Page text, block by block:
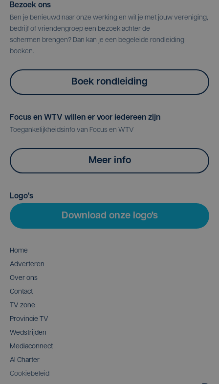
Bezoek ons
Ben je benieuwd naar onze werking en wil je met jouw vereniging,
bedrijf of vriendengroep een bezoek achter de
schermen brengen? Dan kan je een begeleide rondleiding
boeken.
Boek rondleiding
Focus en WTV willen er voor iedereen zijn
Toegankelijkheidsinfo van Focus en WTV
Meer info
Logo's
Download onze logo's
Home
Adverteren
Over ons
Contact
TV zone
Provincie TV
Wedstrijden
Mediaconnect
AI Charter
Cookiebeleid